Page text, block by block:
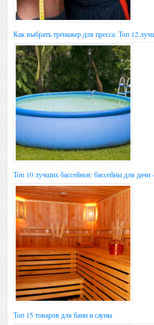
Как выбрать тренажер для пресса: Топ 12
Топ 10 лучших бассейнов: бассейны для
Топ 15 товаров для бани и сауны